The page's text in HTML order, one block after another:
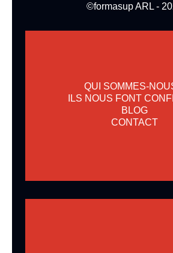
©formasup ARL -
QUI SOMMES-
ILS NOUS FONT
BLOG
CONTACT